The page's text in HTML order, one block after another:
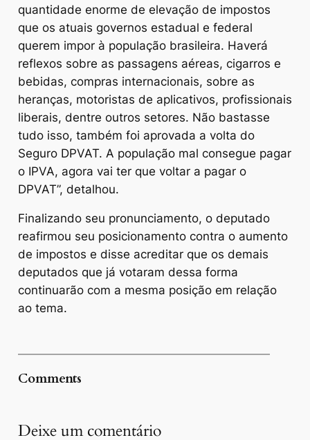
quantidade enorme de elevação de impostos
que os atuais governos estadual e federal
querem impor à população brasileira. Haverá
reflexos sobre as passagens aéreas, cigarros e
bebidas, compras internacionais, sobre as
heranças, motoristas de aplicativos, profissionais
liberais, dentre outros setores. Não bastasse
tudo isso, também foi aprovada a volta do
Seguro DPVAT. A população mal consegue pagar
o IPVA, agora vai ter que voltar a pagar o
DPVAT”, detalhou.
Finalizando seu pronunciamento, o deputado
reafirmou seu posicionamento contra o aumento
de impostos e disse acreditar que os demais
deputados que já votaram dessa forma
continuarão com a mesma posição em relação
ao tema.
Comments
Deixe um comentário